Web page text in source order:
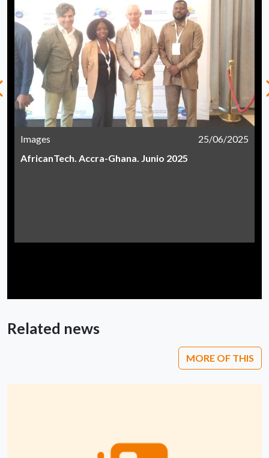
Images
25/06/2025
AfricanTech. Accra-Ghana. Junio 2025
Related news
MORE OF THIS